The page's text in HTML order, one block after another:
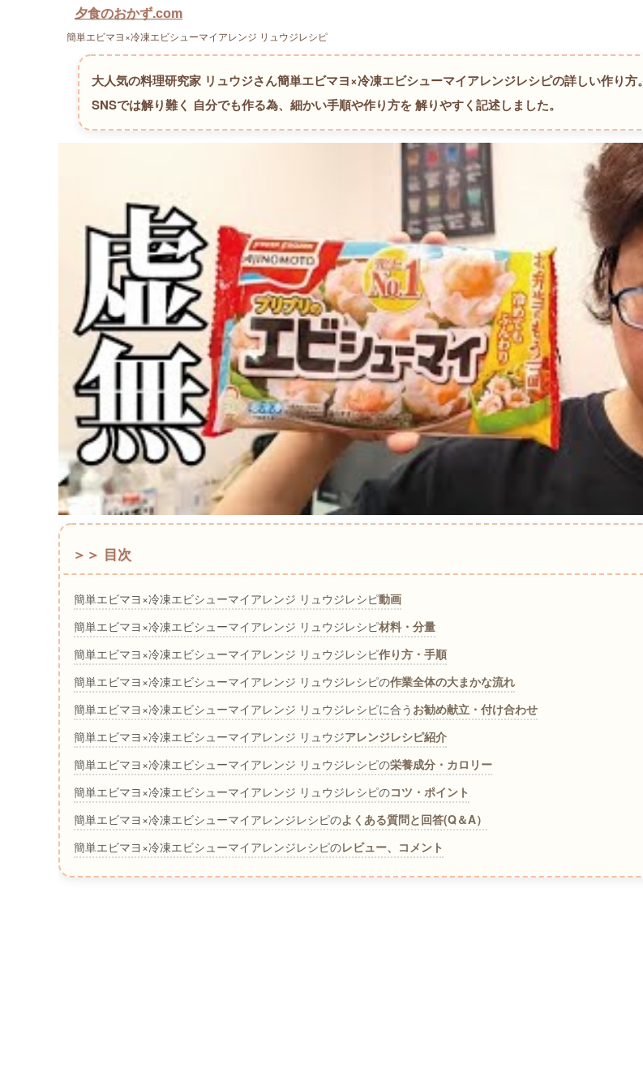
夕食のおかず.com
簡単エビマヨ×冷凍エビシューマイアレンジ リュウジレシピ
大人気の料理研究家 リュウジさん簡単エビマヨ×冷凍エビシューマイアレンジレシピの詳しい作り方。
SNSでは解り難く 自分でも作る為、細かい手順や作り方を 解りやすく記述しました。
＞＞ 目次
簡単エビマヨ×冷凍エビシューマイアレンジ リュウジレシピ動画
簡単エビマヨ×冷凍エビシューマイアレンジ リュウジレシピ材料・分量
簡単エビマヨ×冷凍エビシューマイアレンジ リュウジレシピ作り方・手順
簡単エビマヨ×冷凍エビシューマイアレンジ リュウジレシピの作業全体の大まかな流れ
簡単エビマヨ×冷凍エビシューマイアレンジ リュウジレシピに合う お勧め献立・付け合わせ
簡単エビマヨ×冷凍エビシューマイアレンジ リュウジアレンジレシピ紹介
簡単エビマヨ×冷凍エビシューマイアレンジ リュウジレシピの栄養成分・カロリー
簡単エビマヨ×冷凍エビシューマイアレンジ リュウジレシピのコツ・ポイント
簡単エビマヨ×冷凍エビシューマイアレンジレシピのよくある質問と回答(Q＆A）
簡単エビマヨ×冷凍エビシューマイアレンジレシピのレビュー、コメント